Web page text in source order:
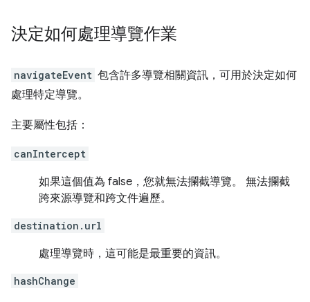
決定如何處理導覽作業
navigateEvent 包含許多導覽相關資訊，可用於決定如何
處理特定導覽。
主要屬性包括：
canIntercept
如果這個值為 false，您就無法攔截導覽。 無法攔截
跨來源導覽和跨文件遍歷。
destination.url
處理導覽時，這可能是最重要的資訊。
hashChange